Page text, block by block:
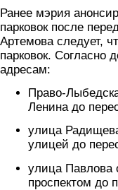
Ранее мэрия
парковок после
Артемова следует,
парковок. Согласно
адресам:
Право-
Ленина до
улица
улицей до
улица Павлова
проспектом до